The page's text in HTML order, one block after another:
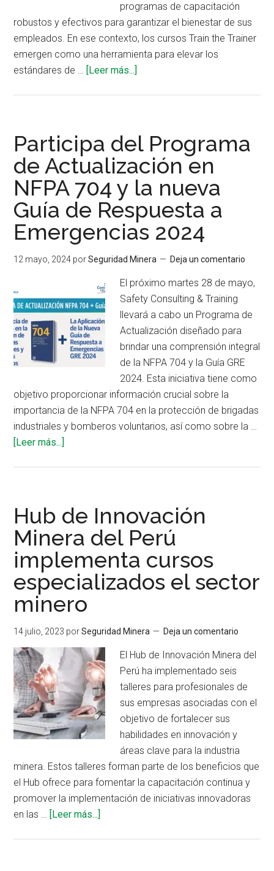
programas de capacitación
robustos y efectivos para garantizar el bienestar de sus
empleados. En ese contexto, los cursos Train the Trainer
emergen como una herramienta para elevar los
estándares de … [Leer más...]
invertir
en
capacitar
a
los
capacitadores?
Participa del Programa
de Actualización en
NFPA 704 y la nueva
Guía de Respuesta a
Emergencias 2024
12 mayo, 2024 porSeguridad Minera Deja un comentario
El próximo martes 28 de mayo,
Safety Consulting & Training
llevará a cabo un Programa de
Actualización diseñado para
brindar una comprensión integral
de la NFPA 704 y la Guía GRE
2024. Esta iniciativa tiene como
objetivo proporcionar información crucial sobre la
importancia de la NFPA 704 en la protección de brigadas
industriales y bomberos voluntarios, así como sobre la …
[Leer más...]
Programa
de
Actualización
en
NFPA
704
y
nueva
Guía
Respuesta
a
Emergencias
2024
Hub de Innovación
Minera del Perú
implementa cursos
especializados el sector
minero
14 julio, 2023 porSeguridad Minera Deja un comentario
El Hub de Innovación Minera del
Perú ha implementado seis
talleres para profesionales de
sus empresas asociadas con el
objetivo de fortalecer sus
habilidades en innovación y
áreas clave para la industria
minera. Estos talleres forman parte de los beneficios que
el Hub ofrece para fomentar la capacitación continua y
promover la implementación de iniciativas innovadoras
en las … [Leer más...]